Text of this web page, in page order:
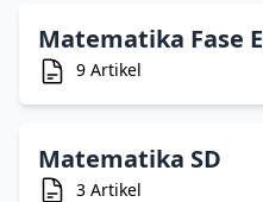
Matematika Fase E
9 Artikel
Matematika SD
3 Artikel